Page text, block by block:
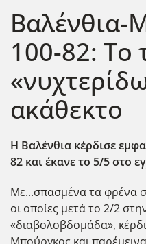
Βαλένθια-
100-82: Το
ακάθεκτο
Η Βαλένθια κέρδισε
82 και έκανε το 5/5 στο
Με...σπασμένα τα φρένα
οι οποίες μετά το 2/2
«διαβολοβδομάδα»,